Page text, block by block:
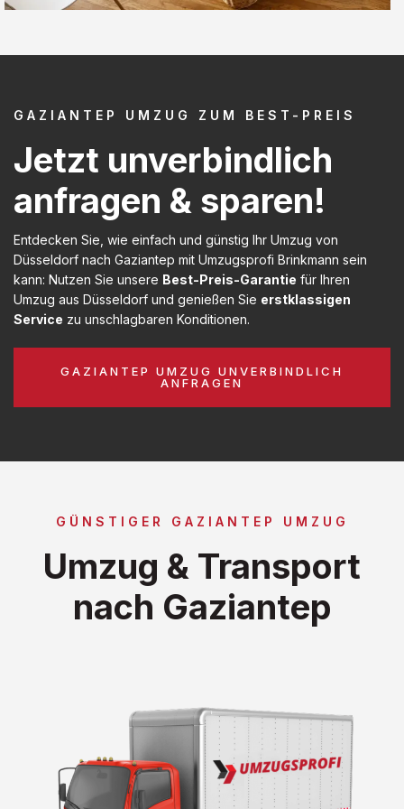
GAZIANTEP UMZUG ZUM BEST-PREIS
Jetzt unverbindlich
anfragen & sparen!
Entdecken Sie, wie einfach und günstig Ihr Umzug von
Düsseldorf nach Gaziantep mit Umzugsprofi Brinkmann sein
kann: Nutzen Sie unsere Best-Preis-Garantie für Ihren
Umzug aus Düsseldorf und genießen Sie erstklassigen
Service zu unschlagbaren Konditionen.
GAZIANTEP UMZUG UNVERBINDLICH
ANFRAGEN
GÜNSTIGER GAZIANTEP UMZUG
Umzug & Transport
nach Gaziantep